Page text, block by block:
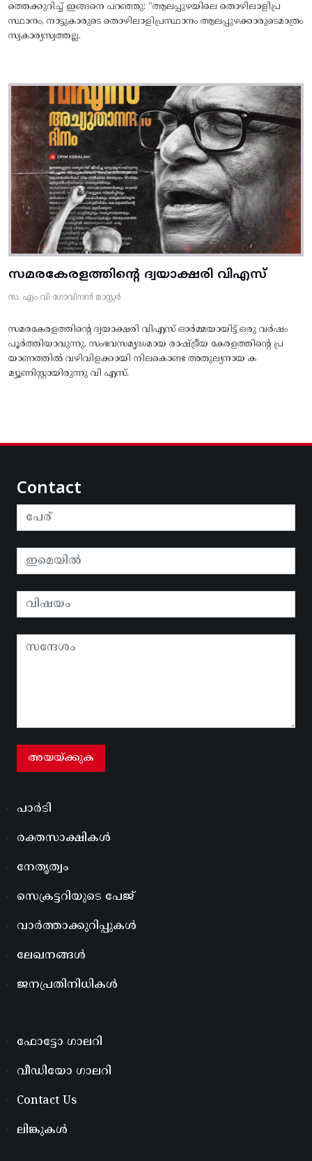
ത്തെക്കുറിച്ച് ഇങ്ങനെ പറഞ്ഞു: “ആലപ്പുഴയിലെ തൊഴിലാളിപ്ര
സ്ഥാനം, നാട്ടുകാരുടെ തൊഴിലാളിപ്രസ്ഥാനം ആലപ്പുഴക്കാരുടെമാത്രം
സ്വകാര്യസ്വത്തല്ല.
സമരകേരളത്തിൻ്റെ ദ്വയാക്ഷരി വിഎസ്
സ. എം വി ഗോവിന്ദൻ മാസ്റ്റർ
സമരകേരളത്തിൻ്റെ ദ്വയാക്ഷരി വിഎസ് ഓർമ്മയായിട്ട് ഒരു വർഷം
പൂർത്തിയാവുന്നു. സംഭവസമൃദ്ധമായ രാഷ്ട്രീയ കേരളത്തിന്റെ പ്ര
യാണത്തിൽ വഴിവിളക്കായി നിലകൊണ്ട അതുല്യനായ ക
മ്യൂണിസ്റ്റായിരുന്നു വി എസ്.
Contact
പാർടി
രക്തസാക്ഷികൾ
നേതൃത്വം
സെക്രട്ടറിയുടെ പേജ്
വാർത്താക്കുറിപ്പുകൾ
ലേഖനങ്ങൾ
ജനപ്രതിനിധികൾ
ഫോട്ടോ ഗാലറി
വീഡിയോ ഗാലറി
Contact Us
ലിങ്കുകൾ